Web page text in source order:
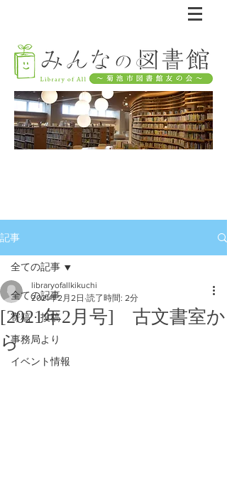
記事
全ての記事
寄稿・投稿
事務局より
イベント情報
全ての記事
[2021年2月号] 古文書室か
ら
libraryofallkikuchi
2021年2月2日 読了時間: 2分